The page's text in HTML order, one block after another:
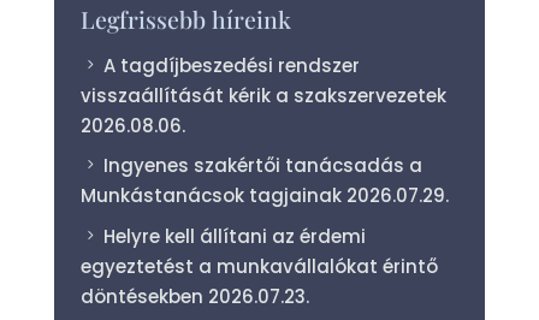
Legfrissebb híreink
A tagdíjbeszedési rendszer
visszaállítását kérik a szakszervezetek
2026.08.06.
Ingyenes szakértői tanácsadás a
Munkástanácsok tagjainak 2026.07.29.
Helyre kell állítani az érdemi
egyeztetést a munkavállalókat érintő
döntésekben 2026.07.23.